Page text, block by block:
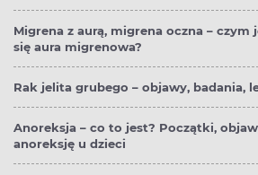
Migrena z aurą, migrena oczna – czym
się aura migrenowa?
Rak jelita grubego – objawy, badania,
Anoreksja – co to jest? Początki,
anoreksję u dzieci